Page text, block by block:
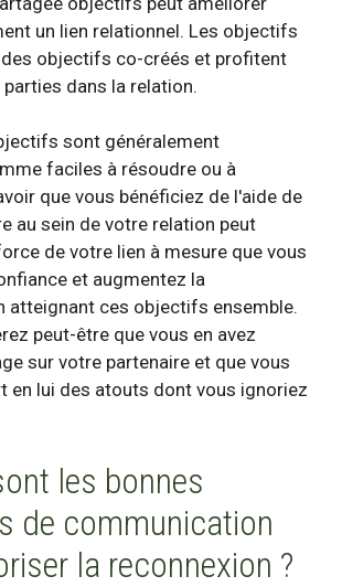
un lien relationnel. Les objectifs
objectifs co-créés et profitent
dans la relation.
sont généralement
faciles à résoudre ou à
que vous bénéficiez de l'aide de
au sein de votre relation peut
de votre lien à mesure que vous
et augmentez la
atteignant ces objectifs ensemble.
peut-être que vous en avez
sur votre partenaire et que vous
en lui des atouts dont vous ignoriez
les bonnes
de communication
la reconnexion ?